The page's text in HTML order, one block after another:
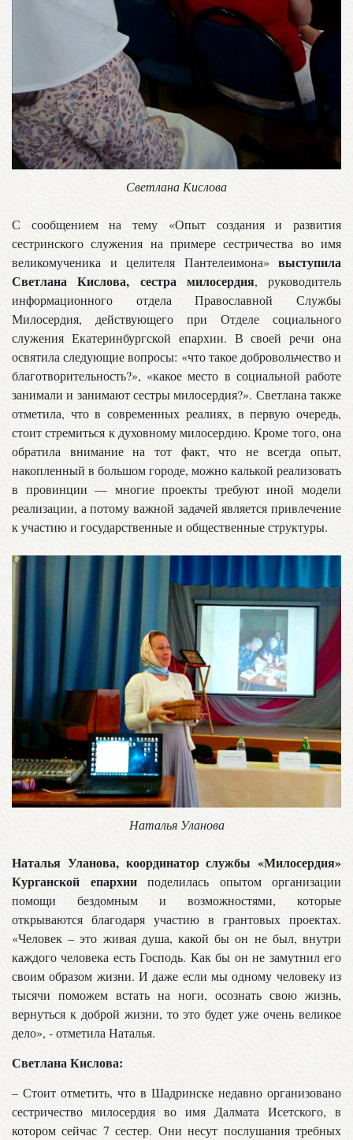
Светлана Кислова
С сообщением на тему «Опыт создания и развития
сестринского служения на примере сестричества во имя
великомученика и целителя Пантелеимона» выступила
Светлана Кислова, сестра милосердия, руководитель
информационного отдела Православной Службы
Милосердия, действующего при Отделе социального
служения Екатеринбургской епархии. В своей речи она
освятила следующие вопросы: «что такое добровольчество и
благотворительность?», «какое место в социальной работе
занимали и занимают сестры милосердия?». Светлана также
отметила, что в современных реалиях, в первую очередь,
стоит стремиться к духовному милосердию. Кроме того, она
обратила внимание на тот факт, что не всегда опыт,
накопленный в большом городе, можно калькой реализовать
в провинции — многие проекты требуют иной модели
реализации, а потому важной задачей является привлечение
к участию и государственные и общественные структуры.
Наталья Уланова
Наталья Уланова, координатор службы «Милосердия»
Курганской епархииподелилась опытом организации
помощи бездомным и возможностями, которые
открываются благодаря участию в грантовых проектах.
«Человек – это живая душа, какой бы он не был, внутри
каждого человека есть Господь. Как бы он не замутнил его
своим образом жизни. И даже если мы одному человеку из
тысячи поможем встать на ноги, осознать свою жизнь,
вернуться к доброй жизни, то это будет уже очень великое
дело», - отметила Наталья.
Светлана Кислова:
– Стоит отметить, что в Шадринске недавно организовано
сестричество милосердия во имя Далмата Исетского, в
котором сейчас 7 сестер. Они несут послушания требных